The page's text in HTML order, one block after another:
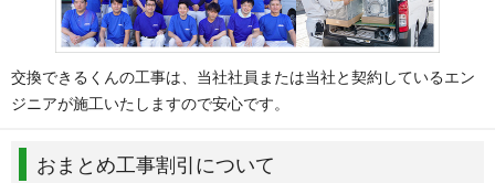
交換できるくんの工事は、当社社員または当社と契約しているエン
ジニアが施工いたしますので安心です。
おまとめ工事割引について